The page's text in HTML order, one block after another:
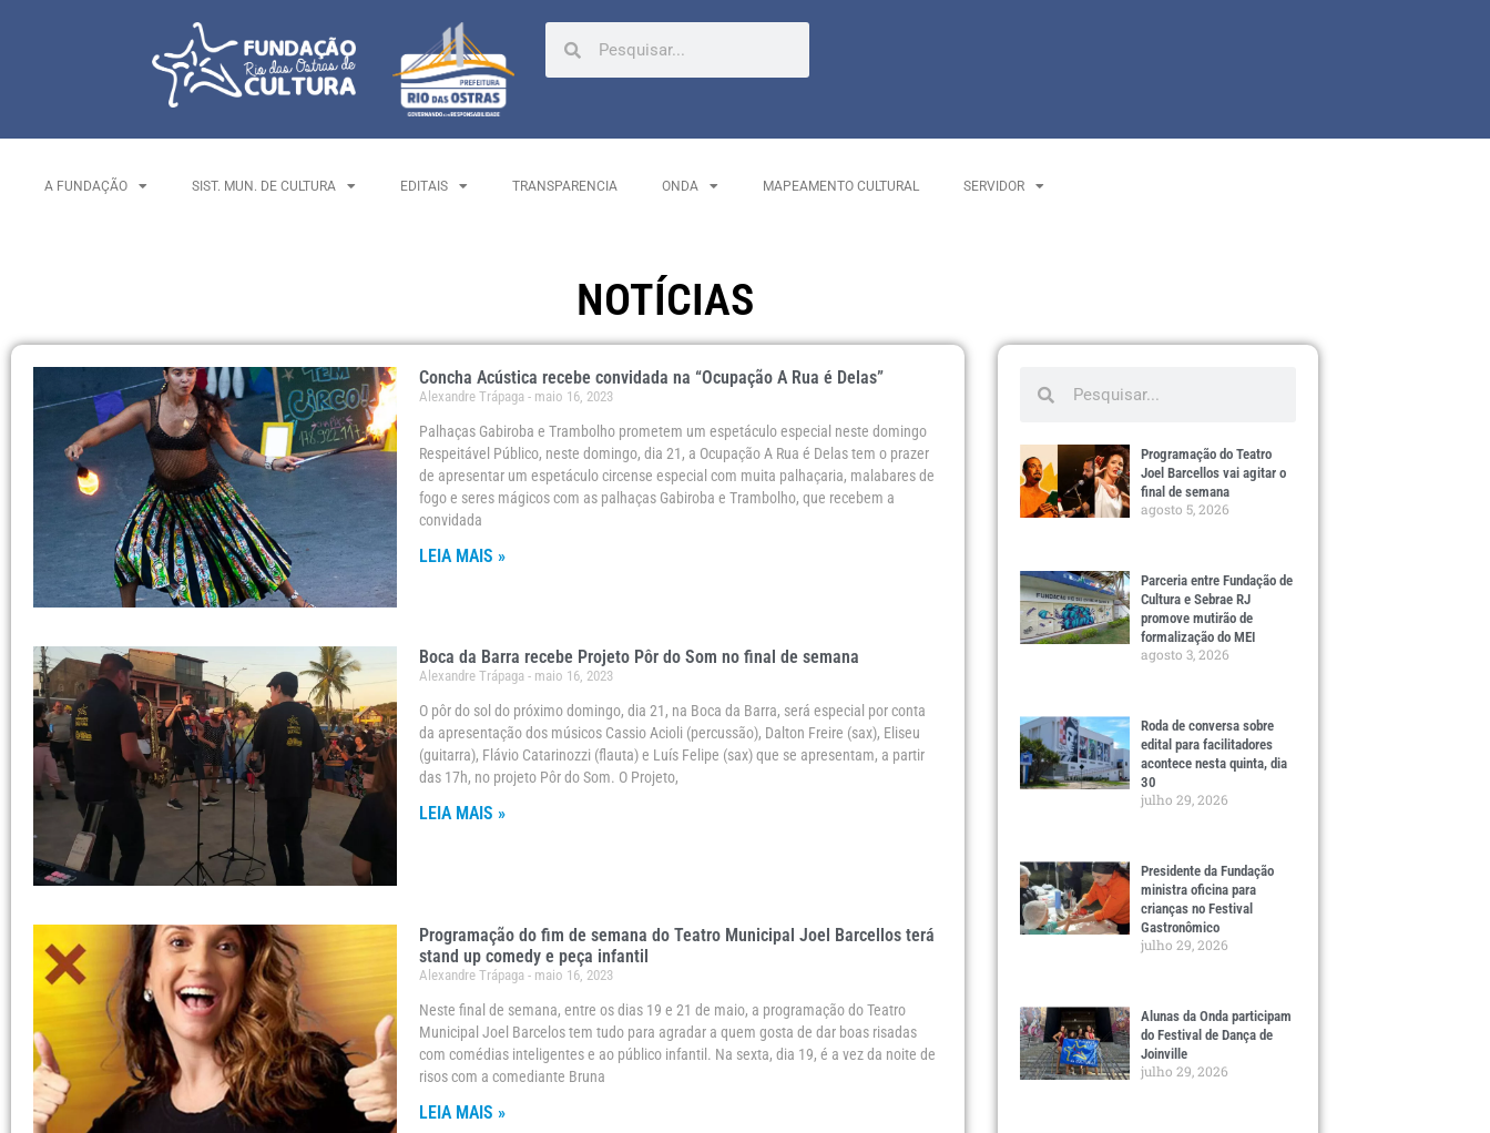
A FUNDAÇÃO SIST. MUN. DE CULTURA EDITAIS TRANSPARENCIA ONDA MAPEAMENTO CULTURAL SERVIDOR
NOTÍCIAS
Concha Acústica recebe convidada na “Ocupação A Rua é Delas”
Alexandre Trápaga maio 16, 2023
Palhaças Gabiroba e Trambolho prometem um espetáculo especial neste domingo
Respeitável Público, neste domingo, dia 21, a Ocupação A Rua é Delas tem o prazer
de apresentar um espetáculo circense especial com muita palhaçaria, malabares de
fogo e seres mágicos com as palhaças Gabiroba e Trambolho, que recebem a
convidada
LEIA MAIS »
Boca da Barra recebe Projeto Pôr do Som no final de semana
Alexandre Trápaga maio 16, 2023
O pôr do sol do próximo domingo, dia 21, na Boca da Barra, será especial por conta
da apresentação dos músicos Cassio Acioli (percussão), Dalton Freire (sax), Eliseu
(guitarra), Flávio Catarinozzi (flauta) e Luís Felipe (sax) que se apresentam, a partir
das 17h, no projeto Pôr do Som. O Projeto,
LEIA MAIS »
Programação do fim de semana do Teatro Municipal Joel Barcellos terá
stand up comedy e peça infantil
Alexandre Trápaga maio 16, 2023
Neste final de semana, entre os dias 19 e 21 de maio, a programação do Teatro
Municipal Joel Barcelos tem tudo para agradar a quem gosta de dar boas risadas
com comédias inteligentes e ao público infantil. Na sexta, dia 19, é a vez da noite de
risos com a comediante Bruna
LEIA MAIS »
Programação do Teatro
Joel Barcellos vai agitar o
final de semana
agosto 5, 2026
Parceria entre Fundação de
Cultura e Sebrae RJ
promove mutirão de
formalização do MEI
agosto 3, 2026
Roda de conversa sobre
edital para facilitadores
acontece nesta quinta, dia
30
julho 29, 2026
Presidente da Fundação
ministra oficina para
crianças no Festival
Gastronômico
julho 29, 2026
Alunas da Onda participam
do Festival de Dança de
Joinville
julho 29, 2026